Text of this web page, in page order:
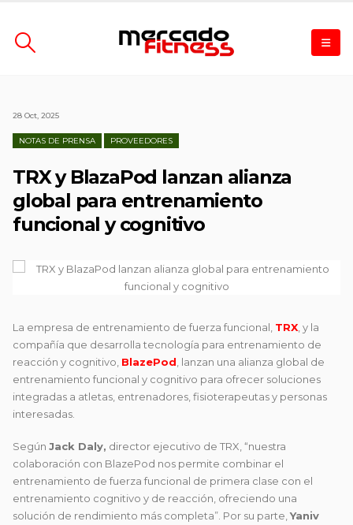
28 Oct, 2025
NOTAS DE PRENSA PROVEEDORES
TRX y BlazaPod lanzan alianza
global para entrenamiento
funcional y cognitivo
La empresa de entrenamiento de fuerza funcional, TRX , y la
compañía que desarrolla tecnología para entrenamiento de
reacción y cognitivo, BlazePod , lanzan una alianza global de
entrenamiento funcional y cognitivo para ofrecer soluciones
integradas a atletas, entrenadores, fisioterapeutas y personas
interesadas.
Según Jack Daly, director ejecutivo de TRX, “nuestra
colaboración con BlazePod nos permite combinar el
entrenamiento de fuerza funcional de primera clase con el
entrenamiento cognitivo y de reacción, ofreciendo una
solución de rendimiento más completa”. Por su parte,Yaniv